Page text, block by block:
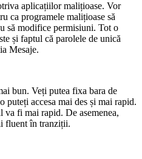
aplicațiilor malițioase. Vor
ca programele malițioase să
să modifice permisiuni. Tot o
și faptul că parolele de unică
Mesaje.
bun. Veți putea fixa bara de
puteți accesa mai des și mai rapid.
va fi mai rapid. De asemenea,
fluent în tranziții.